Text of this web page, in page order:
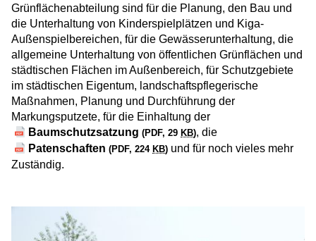
Grünflächenabteilung sind für die Planung, den Bau und
die Unterhaltung von Kinderspielplätzen und Kiga-
Außenspielbereichen, für die Gewässerunterhaltung, die
allgemeine Unterhaltung von öffentlichen Grünflächen und
städtischen Flächen im Außenbereich, für Schutzgebiete
im städtischen Eigentum, landschaftspflegerische
Maßnahmen, Planung und Durchführung der
Markungsputzete, für die Einhaltung der
Baumschutzsatzung (PDF, 29 KB), die
Patenschaften (PDF, 224 KB) und für noch vieles mehr
Zuständig.